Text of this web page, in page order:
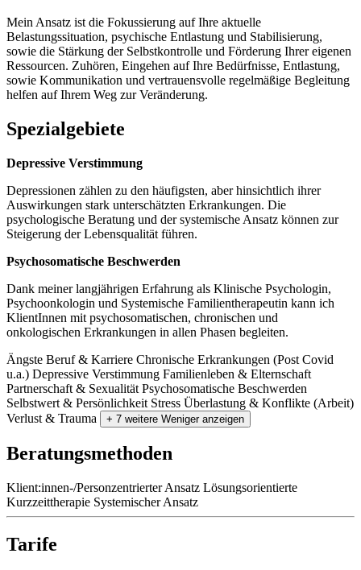
Mein Ansatz ist die Fokussierung auf Ihre aktuelle
Belastungssituation, psychische Entlastung und Stabilisierung,
sowie die Stärkung der Selbstkontrolle und Förderung Ihrer eigenen
Ressourcen. Zuhören, Eingehen auf Ihre Bedürfnisse, Entlastung,
sowie Kommunikation und vertrauensvolle regelmäßige Begleitung
helfen auf Ihrem Weg zur Veränderung.
Spezialgebiete
Depressive Verstimmung
Depressionen zählen zu den häufigsten, aber hinsichtlich ihrer
Auswirkungen stark unterschätzten Erkrankungen. Die
psychologische Beratung und der systemische Ansatz können zur
Steigerung der Lebensqualität führen.
Psychosomatische Beschwerden
Dank meiner langjährigen Erfahrung als Klinische Psychologin,
Psychoonkologin und Systemische Familientherapeutin kann ich
KlientInnen mit psychosomatischen, chronischen und
onkologischen Erkrankungen in allen Phasen begleiten.
Ängste Beruf & Karriere Chronische Erkrankungen (Post Covid
u.a.) Depressive Verstimmung Familienleben & Elternschaft
Partnerschaft & Sexualität Psychosomatische Beschwerden
Selbstwert & Persönlichkeit Stress Überlastung & Konflikte (Arbeit)
Verlust & Trauma
+ 7 weitere Weniger anzeigen
Beratungsmethoden
Klient:innen-/Personzentrierter Ansatz Lösungsorientierte
Kurzzeittherapie Systemischer Ansatz
Tarife